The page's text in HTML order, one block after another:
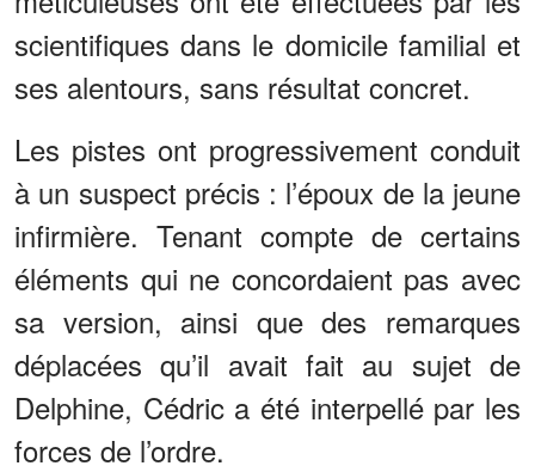
scientifiques dans le domicile familial et
ses alentours, sans résultat concret.
Les pistes ont progressivement conduit
à un suspect précis : l’époux de la jeune
infirmière. Tenant compte de certains
éléments qui ne concordaient pas avec
sa version, ainsi que des remarques
déplacées qu’il avait fait au sujet de
Delphine, Cédric a été interpellé par les
forces de l’ordre.